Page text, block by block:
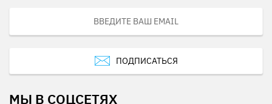
ПОДПИСАТЬСЯ
МЫ В СОЦСЕТЯХ